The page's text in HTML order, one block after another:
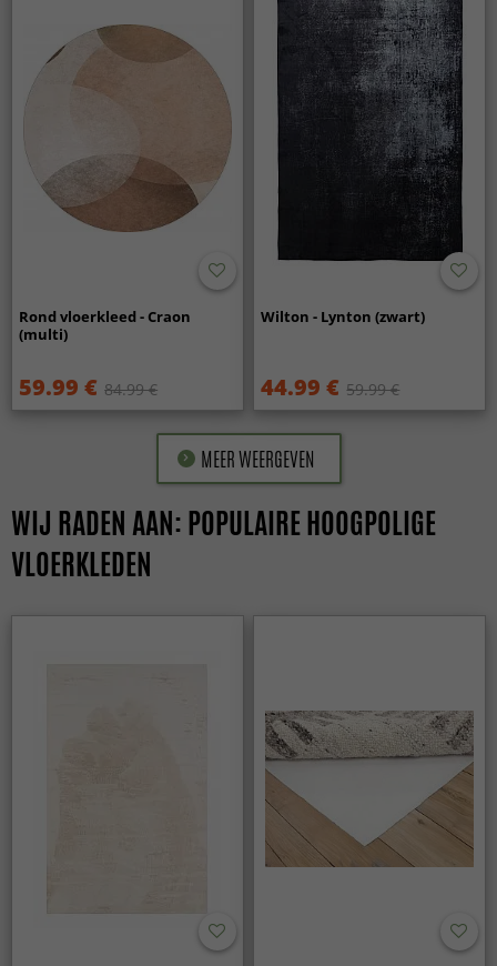
Rond vloerkleed - Craon
(multi)
59.99 € 84.99 €
Wilton - Lynton (zwart)
44.99 € 59.99 €
MEER WEERGEVEN
WIJ RADEN AAN: POPULAIRE HOOGPOLIGE
VLOERKLEDEN